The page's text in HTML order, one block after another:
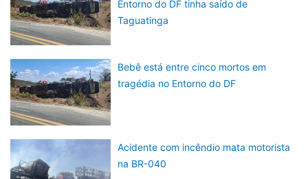
Entorno do DF tinha saído de
Taguatinga
Bebê está entre cinco mortos em
tragédia no Entorno do DF
Acidente com incêndio mata motorista
na BR-040